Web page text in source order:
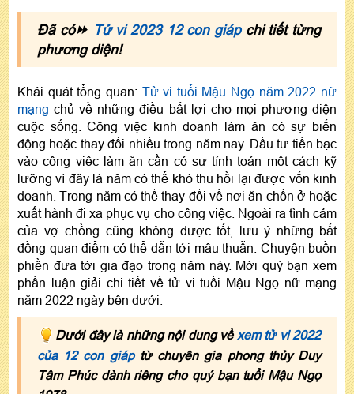
Đã có⏩ Tử vi 2023 12 con giápchi tiết từng
phương diện!
Khái quát tổng quan: Tử vi tuổi Mậu Ngọ năm 2022 nữ
mạng chủ về những điều bất lợi cho mọi phương diện
cuộc sống. Công việc kinh doanh làm ăn có sự biến
động hoặc thay đổi nhiều trong năm nay. Đầu tư tiền bạc
vào công việc làm ăn cần có sự tính toán một cách kỹ
lưỡng vì đây là năm có thể khó thu hồi lại được vốn kinh
doanh. Trong năm có thể thay đổi về nơi ăn chốn ở hoặc
xuất hành đi xa phục vụ cho công việc. Ngoài ra tình cảm
của vợ chồng cũng không được tốt, lưu ý những bất
đồng quan điểm có thể dẫn tới mâu thuẫn. Chuyện buồn
phiền đưa tới gia đạo trong năm này. Mời quý bạn xem
phần luận giải chi tiết về tử vi tuổi Mậu Ngọ nữ mạng
năm 2022 ngày bên dưới.
Dưới đây là những nội dung vềxem tử vi 2022
của 12 con giáp từ chuyên gia phong thủy Duy
Tâm Phúc dành riêng cho quý bạn tuổi Mậu Ngọ